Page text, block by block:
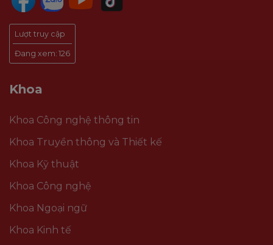
Lượt truy cập
Đang xem: 126
Khoa
Khoa Công nghệ thông tin
Khoa Truyền thông và Thiết kế
Khoa Kỹ thuật
Khoa Công nghệ
Khoa Ngoại ngữ
Khoa Kinh tế